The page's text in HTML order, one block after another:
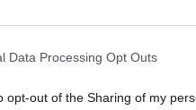
Data Processing Opt Outs
opt-out of the Sharing of my
τραυματίες.